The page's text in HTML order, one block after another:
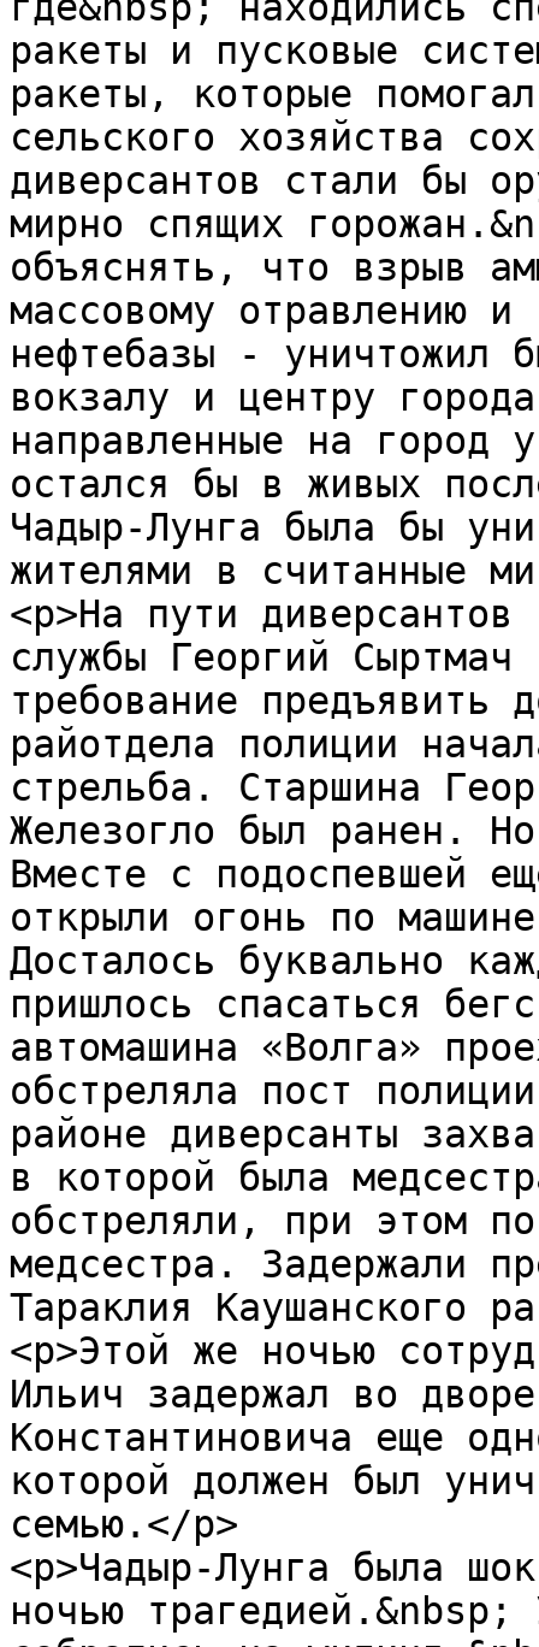
ракеты и пусковые
ракеты, которые
сельского хозяйства
диверсантов стали бы
мирно спящих
объяснять, что взрыв
массовому отравлению
нефтебазы - уничтожил
вокзалу и центру
направленные на город
остался бы в живых
Чадыр-Лунга была бы
жителями в считанные
<p>На пути диверсантов
службы Георгий
требование предъявить
райотдела полиции
стрельба. Старшина
Железогло был ранен.
Вместе с подоспевшей
открыли огонь по
Досталось буквально
пришлось спасаться
автомашина «Волга»
обстреляла пост
районе диверсанты
в которой была
обстреляли, при этом
медсестра. Задержали
Тараклия Каушанского
<p>Этой же ночью
Ильич задержал во
Константиновича еще
которой должен был
семью.</p>
<p>Чадыр-Лунга была
ночью трагедией.&nbsp;